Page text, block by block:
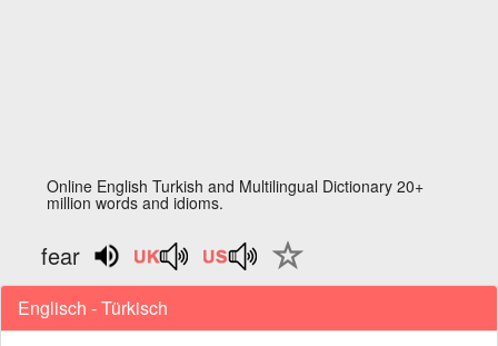
Online English Turkish and Multilingual Dictionary 20+
million words and idioms.
fear
Englisch - Türkisch